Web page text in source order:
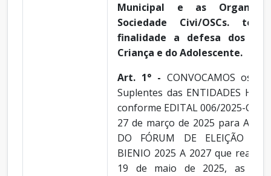
Municipal e as
Sociedade Civi/OSCs.
finalidade a defesa dos
Criança e do Adolescente.
Art. 1° - CONVOCAMOS os
Suplentes das ENTIDADES
conforme EDITAL 006/2025-
27 de março de 2025 para A
DO FÓRUM DE ELEIÇÃO DO
BIENIO 2025 A 2027 que
19 de maio de 2025, as